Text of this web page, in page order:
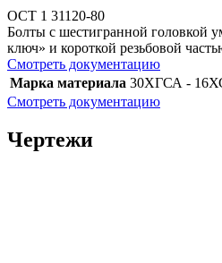
ОСТ 1 31120-80
Болты с шестигранной головкой
ключ» и короткой резьбовой
Смотреть документацию
Марка материала 30ХГСА -
Смотреть документацию
Чертежи